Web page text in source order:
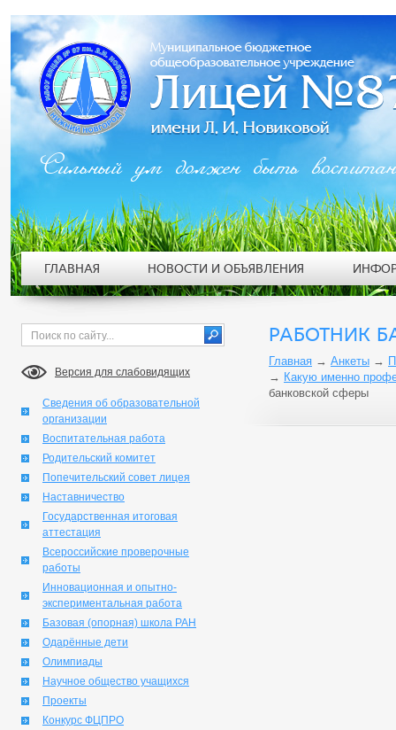
Версия для слабовидящих
Сведения об образовательной
организации
Воспитательная работа
Родительский комитет
Попечительский совет лицея
Наставничество
Государственная итоговая
аттестация
Всероссийские проверочные
работы
Инновационная и опытно-
экспериментальная работа
Базовая (опорная) школа РАН
Одарённые дети
Олимпиады
Научное общество учащихся
Проекты
Конкурс ФЦПРО
РАБОТНИК
Главная → Анкеты →
→ Какую именно
банковской сферы
Сильный ум должен быть
ГЛАВНАЯ НОВОСТИ И ОБЪЯВЛЕНИЯ